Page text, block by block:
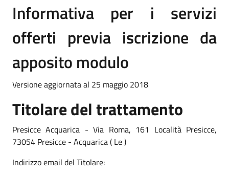
Informativa per i servizi
offerti previa iscrizione da
apposito modulo
Versione aggiornata al 25 maggio 2018
Titolare del trattamento
Presicce Acquarica - Via Roma, 161 Località Presicce,
73054 Presicce - Acquarica ( Le )
Indirizzo email del Titolare: